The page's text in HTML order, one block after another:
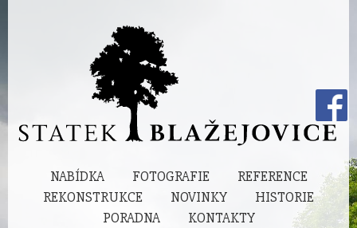
NABÍDKA FOTOGRAFIE
REFERENCE
REKONSTRUKCE
NOVINKY
HISTORIE
PORADNA
KONTAKTY